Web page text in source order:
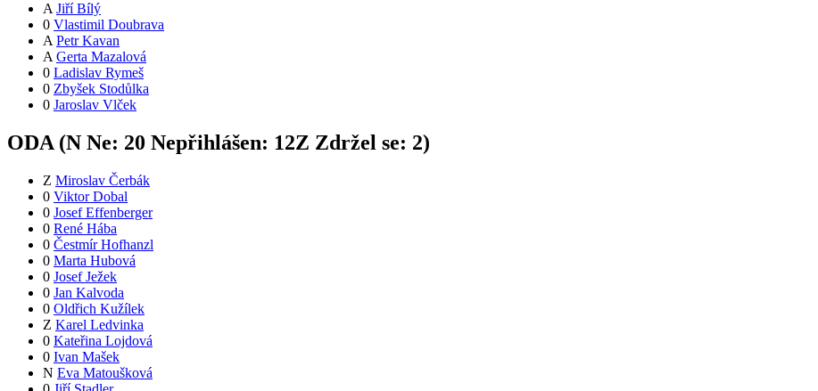
A Jiří Bílý
0 Vlastimil Doubrava
A Petr Kavan
A Gerta Mazalová
0 Ladislav Rymeš
0 Zbyšek Stodůlka
0 Jaroslav Vlček
ODA (N Ne: 20 Nepřihlášen: 12Z Zdržel se: 2)
Z Miroslav Čerbák
0 Viktor Dobal
0 Josef Effenberger
0 René Hába
0 Čestmír Hofhanzl
0 Marta Hubová
0 Josef Ježek
0 Jan Kalvoda
0 Oldřich Kužílek
Z Karel Ledvinka
0 Kateřina Lojdová
0 Ivan Mašek
N Eva Matoušková